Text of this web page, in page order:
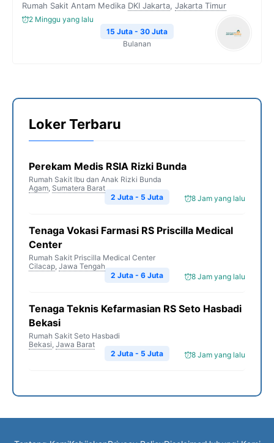
Rumah Sakit Antam Medika DKI Jakarta, Jakarta Timur
2 Minggu yang lalu
15 Juta - 30 Juta
Bulanan
Loker Terbaru
Perekam Medis RSIA Rizki Bunda
Rumah Sakit Ibu dan Anak Rizki Bunda
Agam, Sumatera Barat
8 Jam yang lalu
2 Juta - 5 Juta
Tenaga Vokasi Farmasi RS Priscilla Medical
Center
Rumah Sakit Priscilla Medical Center
Cilacap, Jawa Tengah
8 Jam yang lalu
2 Juta - 6 Juta
Tenaga Teknis Kefarmasian RS Seto Hasbadi
Bekasi
Rumah Sakit Seto Hasbadi
Bekasi, Jawa Barat
8 Jam yang lalu
2 Juta - 5 Juta